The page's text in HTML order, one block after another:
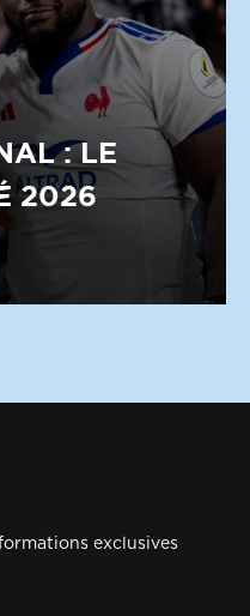
: LE
2026
exclusives